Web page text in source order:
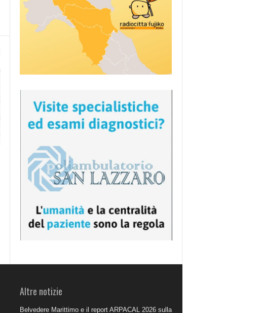
Altre notizie
Belvedere Marittimo e il report ARPACAL 2026 sulla